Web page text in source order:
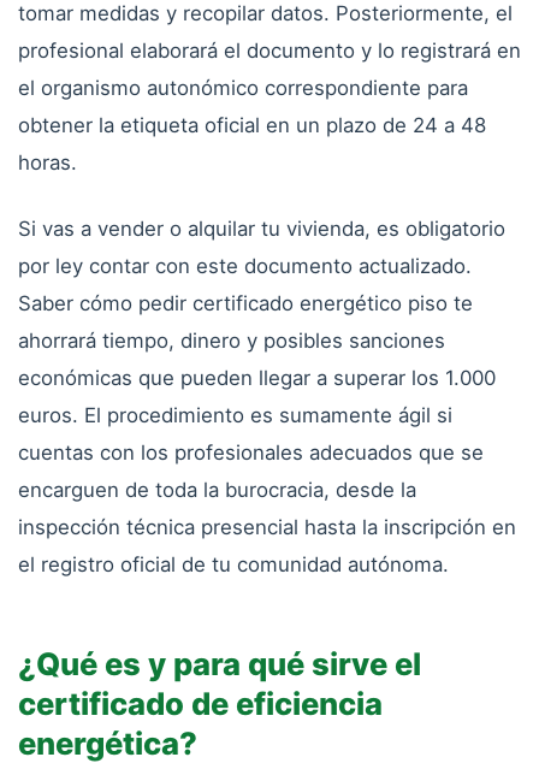
tomar medidas y recopilar datos. Posteriormente, el
profesional elaborará el documento y lo registrará en
el organismo autonómico correspondiente para
obtener la etiqueta oficial en un plazo de 24 a 48
horas.
Si vas a vender o alquilar tu vivienda, es obligatorio
por ley contar con este documento actualizado.
Saber cómo pedir certificado energético piso te
ahorrará tiempo, dinero y posibles sanciones
económicas que pueden llegar a superar los 1.000
euros. El procedimiento es sumamente ágil si
cuentas con los profesionales adecuados que se
encarguen de toda la burocracia, desde la
inspección técnica presencial hasta la inscripción en
el registro oficial de tu comunidad autónoma.
¿Qué es y para qué sirve el
certificado de eficiencia
energética?